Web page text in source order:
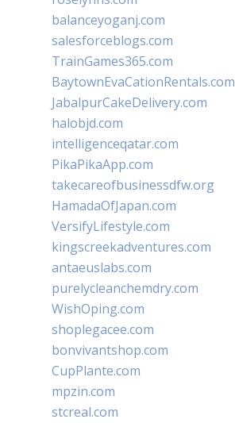
balanceyoganj.com
salesforceblogs.com
TrainGames365.com
BaytownEvaCationRentals.com
JabalpurCakeDelivery.com
halobjd.com
intelligenceqatar.com
PikaPikaApp.com
takecareofbusinessdfw.org
HamadaOfJapan.com
VersifyLifestyle.com
kingscreekadventures.com
antaeuslabs.com
purelycleanchemdry.com
WishOping.com
shoplegacee.com
bonvivantshop.com
CupPlante.com
mpzin.com
stcreal.com